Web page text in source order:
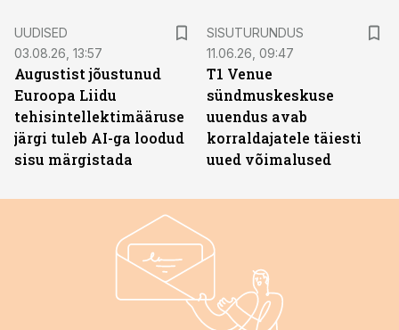
UUDISED
03.08.26, 13:57
Augustist jõustunud
Euroopa Liidu
tehisintellektimääruse
järgi tuleb AI-ga loodud
sisu märgistada
SISUTURUNDUS
11.06.26, 09:47
T1 Venue
sündmuskeskuse
uuendus avab
korraldajatele täiesti
uued võimalused